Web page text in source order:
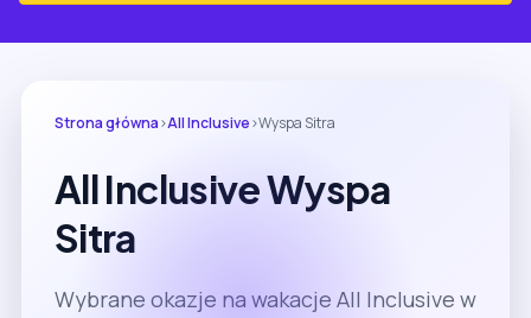
Strona główna›All Inclusive›Wyspa Sitra
All Inclusive Wyspa
Sitra
Wybrane okazje na wakacje All Inclusive w